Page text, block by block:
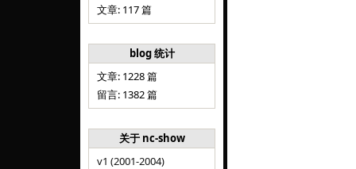
文章: 117 篇
blog 统计
文章: 1228 篇
留言: 1382 篇
关于 nc-show
v1 (2001-2004)